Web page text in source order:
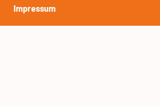
Impressum